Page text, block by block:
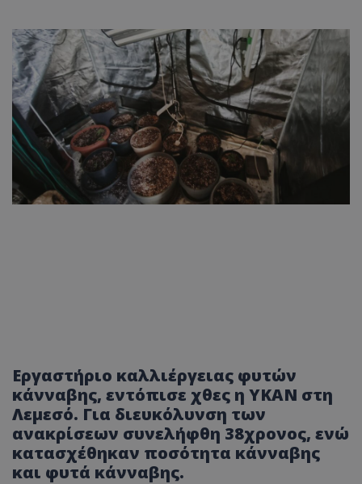
Εργαστήριο καλλιέργειας φυτών
κάνναβης, εντόπισε χθες η ΥΚΑΝ στη
Λεμεσό. Για διευκόλυνση των
ανακρίσεων συνελήφθη 38χρονος, ενώ
κατασχέθηκαν ποσότητα κάνναβης
και φυτά κάνναβης.